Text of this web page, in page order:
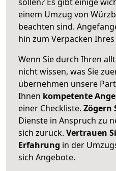
einem Umzug von
beachten sind.
hin zum Verpacken
Wenn Sie durch Ihren
nicht wissen, was Sie
übernehmen unsere
Ihnen kompetente
einer Checkliste. Zögern
Dienste in Anspruch zu
sich zurück. Vertrauen
Erfahrung in der
sich Angebote.